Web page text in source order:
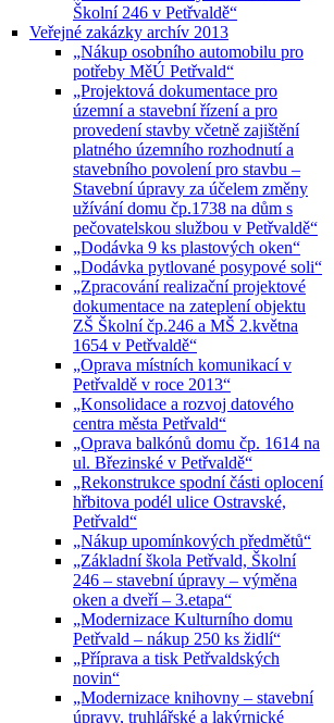
Školní 246 v Petřvaldě“
Veřejné zakázky archív 2013
„Nákup osobního automobilu pro
potřeby MěÚ Petřvald“
„Projektová dokumentace pro
územní a stavební řízení a pro
provedení stavby včetně zajištění
platného územního rozhodnutí a
stavebního povolení pro stavbu –
Stavební úpravy za účelem změny
užívání domu čp.1738 na dům s
pečovatelskou službou v Petřvaldě“
„Dodávka 9 ks plastových oken“
„Dodávka pytlované posypové soli“
„Zpracování realizační projektové
dokumentace na zateplení objektu
ZŠ Školní čp.246 a MŠ 2.května
1654 v Petřvaldě“
„Oprava místních komunikací v
Petřvaldě v roce 2013“
„Konsolidace a rozvoj datového
centra města Petřvald“
„Oprava balkónů domu čp. 1614 na
ul. Březinské v Petřvaldě“
„Rekonstrukce spodní části oplocení
hřbitova podél ulice Ostravské,
Petřvald“
„Nákup upomínkových předmětů“
„Základní škola Petřvald, Školní
246 – stavební úpravy – výměna
oken a dveří – 3.etapa“
„Modernizace Kulturního domu
Petřvald – nákup 250 ks židlí“
„Příprava a tisk Petřvaldských
novin“
„Modernizace knihovny – stavební
úpravy, truhlářské a lakýrnické